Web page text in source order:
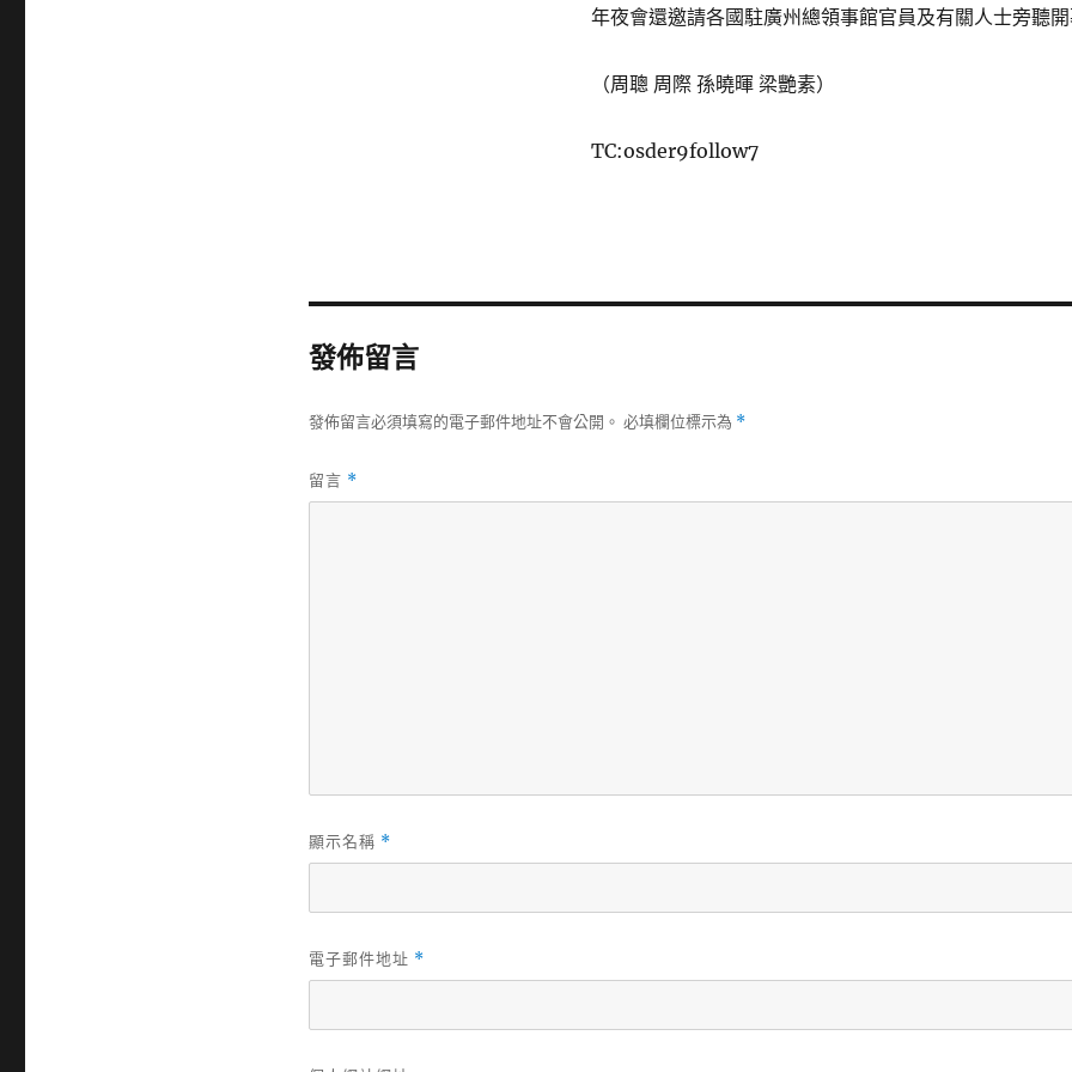
年夜會還邀請各國駐廣州總領事館官員及有關人士旁聽
（周聰 周際 孫曉暉 梁艷素）
TC:osder9follow7
發佈留言
發佈留言必須填寫的電子郵件地址不會公開。 必填欄位標示為 *
留言 *
顯示名稱 *
電子郵件地址 *